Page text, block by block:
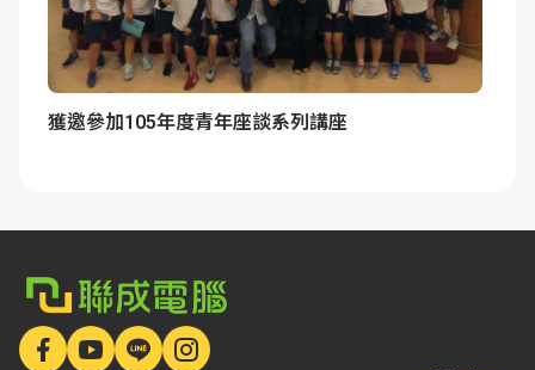
獲邀參加105年度青年座談系列講座